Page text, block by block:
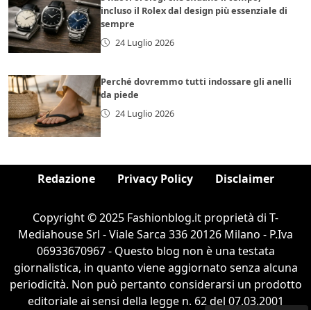
incluso il Rolex dal design più essenziale di
sempre
24 Luglio 2026
Perché dovremmo tutti indossare gli anelli
da piede
24 Luglio 2026
Redazione Privacy Policy Disclaimer
Copyright © 2025 Fashionblog.it proprietà di T-
Mediahouse Srl - Viale Sarca 336 20126 Milano - P.Iva
06933670967 - Questo blog non è una testata
giornalistica, in quanto viene aggiornato senza alcuna
periodicità. Non può pertanto considerarsi un prodotto
editoriale ai sensi della legge n. 62 del 07.03.2001